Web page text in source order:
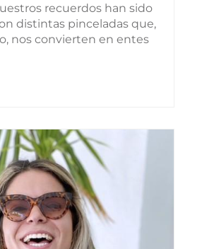
recuerdos han sido
distintas pinceladas que,
nos convierten en entes